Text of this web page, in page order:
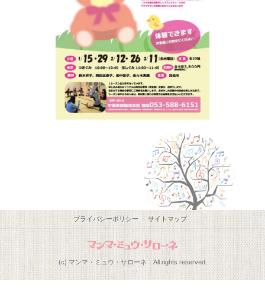
プライバシーポリシー サイトマップ
(c) マンマ・ミュウ・サローネ All rights reserved.